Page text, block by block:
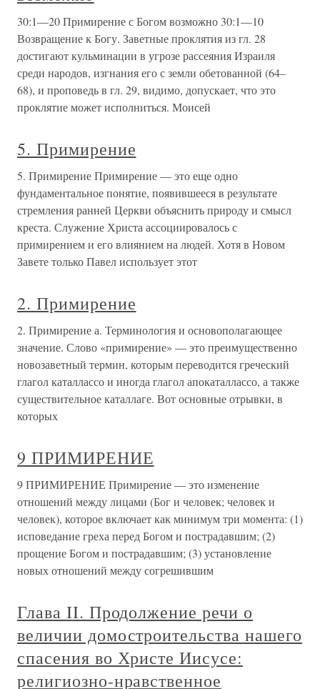
30:1—20 Примирение с Богом возможно 30:1—10
Возвращение к Богу. Заветные проклятия из гл. 28
достигают кульминации в угрозе рассеяния Израиля
среди народов, изгнания его с земли обетованной (64–
68), и проповедь в гл. 29, видимо, допускает, что это
проклятие может исполниться. Моисей
5. Примирение
5. Примирение Примирение — это еще одно
фундаментальное понятие, появившееся в результате
стремления ранней Церкви объяснить природу и смысл
креста. Служение Христа ассоциировалось с
примирением и его влиянием на людей. Хотя в Новом
Завете только Павел использует этот
2. Примирение
2. Примирение а. Терминология и основополагающее
значение. Слово «примирение» — это преимущественно
новозаветный термин, которым переводится греческий
глагол каталлассо и иногда глагол апокаталлассо, а также
существительное каталлаге. Вот основные отрывки, в
которых
9 ПРИМИРЕНИЕ
9 ПРИМИРЕНИЕ Примирение — это изменение
отношений между лицами (Бог и человек; человек и
человек), которое включает как минимум три момента: (1)
исповедание греха перед Богом и пострадавшим; (2)
прощение Богом и пострадавшим; (3) установление
новых отношений между согрешившим
Глава II. Продолжение речи о
величии домостроительства нашего
спасения во Христе Иисусе:
религиозно-нравственное